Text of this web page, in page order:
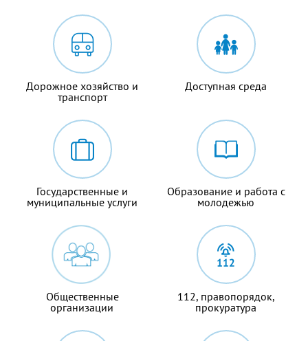
Дорожное хозяйство и
транспорт
Доступная среда
Государственные и
муниципальные услуги
Образование и работа с
молодежью
Общественные
организации
112, правопорядок,
прокуратура